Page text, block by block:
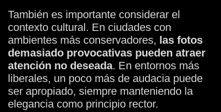
También es importante considerar el
contexto cultural. En ciudades con
ambientes más conservadores, las fotos
demasiado provocativas pueden atraer
atención no deseada. En entornos más
liberales, un poco más de audacia puede
ser apropiado, siempre manteniendo la
elegancia como principio rector.